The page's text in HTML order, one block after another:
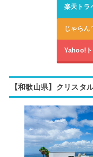
楽天トラ
じゃらん
Yahoo!
【和歌山県】 クリスタ